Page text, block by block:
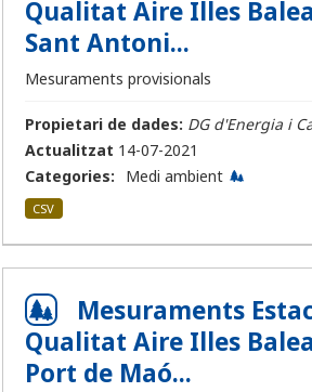
Qualitat Aire Illes
Sant Antoni...
Mesuraments provisionals
Propietari de dades: DG d'Energia i
Actualitzat 14-07-2021
Categories:
Medi ambient
CSV
Mesuraments
Qualitat Aire Illes
Port de Maó...